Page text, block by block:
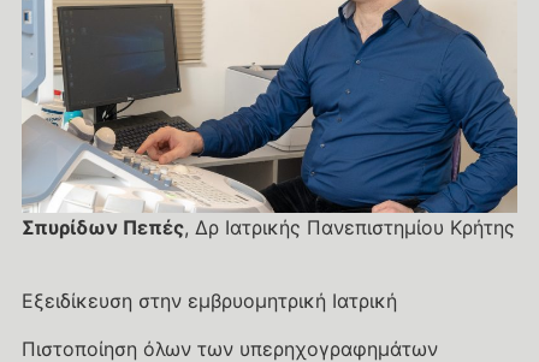
Σπυρίδων Πεπές, Δρ Ιατρικής Πανεπιστημίου Κρήτης
Εξειδίκευση στην εμβρυομητρική Ιατρική
Πιστοποίηση όλων των υπερηχογραφημάτων